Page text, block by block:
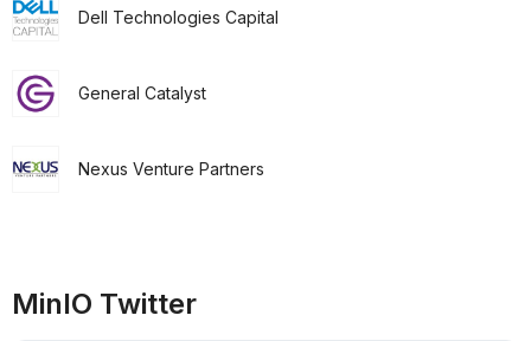
Dell Technologies Capital
General Catalyst
Nexus Venture Partners
MinIO Twitter